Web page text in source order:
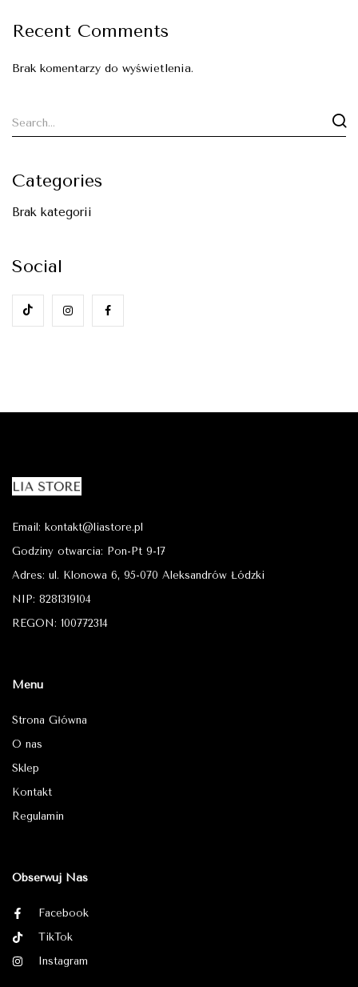
Recent Comments
Brak komentarzy do wyświetlenia.
Categories
Brak kategorii
Social
Email: kontakt@liastore.pl
Godziny otwarcia: Pon-Pt 9-17
Adres: ul. Klonowa 6, 95-070 Aleksandrów Łódzki
NIP: 8281319104
REGON: 100772314
Menu
Strona Główna
O nas
Sklep
Kontakt
Regulamin
Obserwuj Nas
Facebook
TikTok
Instagram